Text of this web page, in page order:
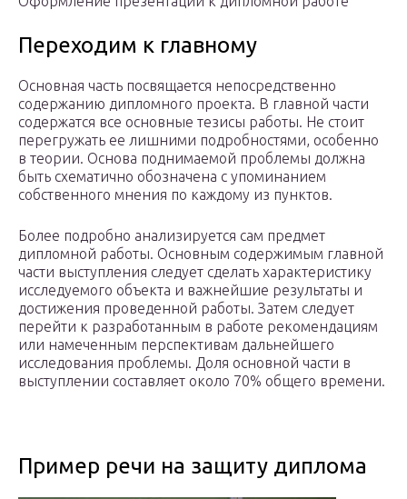
Переходим к главному
Основная часть посвящается непосредственно
содержанию дипломного проекта. В главной части
содержатся все основные тезисы работы. Не стоит
перегружать ее лишними подробностями, особенно
в теории. Основа поднимаемой проблемы должна
быть схематично обозначена с упоминанием
собственного мнения по каждому из пунктов.
Более подробно анализируется сам предмет
дипломной работы. Основным содержимым главной
части выступления следует сделать характеристику
исследуемого объекта и важнейшие результаты и
достижения проведенной работы. Затем следует
перейти к разработанным в работе рекомендациям
или намеченным перспективам дальнейшего
исследования проблемы. Доля основной части в
выступлении составляет около 70% общего времени.
Пример речи на защиту диплома